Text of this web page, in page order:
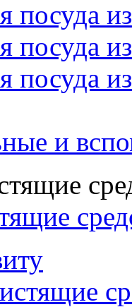
посуда
посуда
посуда
и